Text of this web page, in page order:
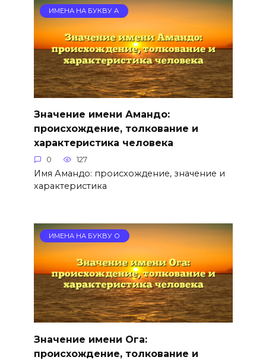
ИМЕНА НА БУКВУ А
Значение имени Амандо:
происхождение, толкование и
характеристика человека
0 127
Имя Амандо: происхождение, значение и
характеристика
ИМЕНА НА БУКВУ О
Значение имени Ога:
происхождение, толкование и